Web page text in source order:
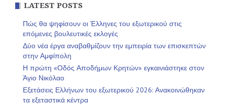
LATEST POSTS
Πώς θα ψηφίσουν οι Έλληνες του εξωτερικού στις
επόμενες βουλευτικές εκλογές
Δύο νέα έργα αναβαθμίζουν την εμπειρία των επισκεπτών
στην Αμφίπολη
Η πρώτη «Οδός Αποδήμων Κρητών» εγκαινιάστηκε στον
Άγιο Νικόλαο
Εξετάσεις Ελλήνων του εξωτερικού 2026: Ανακοινώθηκαν
τα εξεταστικά κέντρα